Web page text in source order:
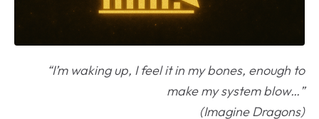
“I’m waking up, I feel it in my bones, enough to
make my system blow…”
(Imagine Dragons)